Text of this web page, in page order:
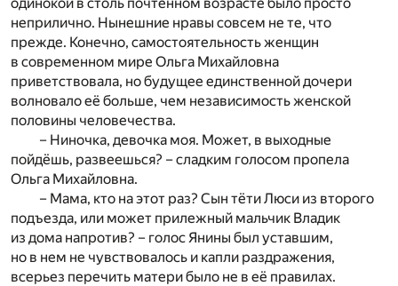
неприлично. Нынешние нравы совсем не те, что
прежде. Конечно, самостоятельность женщин
в современном мире Ольга Михайловна
приветствовала, но будущее единственной дочери
волновало её больше, чем независимость женской
половины человечества.
– Ниночка, девочка моя. Может, в выходные
пойдёшь, развеешься? – сладким голосом пропела
Ольга Михайловна.
– Мама, кто на этот раз? Сын тёти Люси из второго
подъезда, или может прилежный мальчик Владик
из дома напротив? – голос Янины был уставшим,
но в нем не чувствовалось и капли раздражения,
всерьез перечить матери было не в её правилах.